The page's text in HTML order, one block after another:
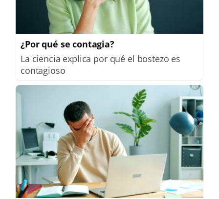
¿Por qué se contagia?
La ciencia explica por qué el bostezo es
contagioso